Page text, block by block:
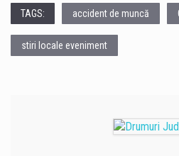
TAGS: accident de muncă
stiri locale eveniment